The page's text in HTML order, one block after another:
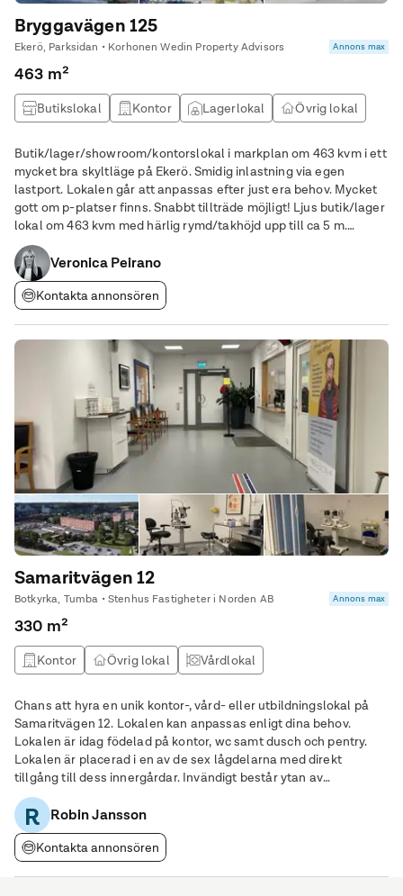
Bryggavägen 125
Ekerö, Parksidan • Korhonen Wedin Property Advisors Annons max
463 m²
Butikslokal Kontor Lagerlokal Övrig lokal
Butik/lager/showroom/kontorslokal i markplan om 463 kvm i ett
mycket bra skyltläge på Ekerö. Smidig inlastning via egen
lastport. Lokalen går att anpassas efter just era behov. Mycket
gott om p-platser finns. Snabbt tillträde möjligt! Ljus butik/lager
lokal om 463 kvm med härlig rymd/takhöjd upp till ca 5 m.
Lokalen passar utmärkt för butiksverksamhet, återförsäljare,
grossist, entreprenad av
Veronica Peirano
Kontakta annonsören
Samaritvägen 12
Botkyrka, Tumba • Stenhus Fastigheter i Norden AB Annons max
330 m²
Kontor Övrig lokal Vårdlokal
Chans att hyra en unik kontor-, vård- eller utbildningslokal på
Samaritvägen 12. Lokalen kan anpassas enligt dina behov.
Lokalen är idag födelad på kontor, wc samt dusch och pentry.
Lokalen är placerad i en av de sex lågdelarna med direkt
tillgång till dess innergårdar. Invändigt består ytan av
receptionsdel, kök, personalytor, samt korridorer med flertalet
besöks- eller kontorsrum. Det finns
R Robin Jansson
Kontakta annonsören